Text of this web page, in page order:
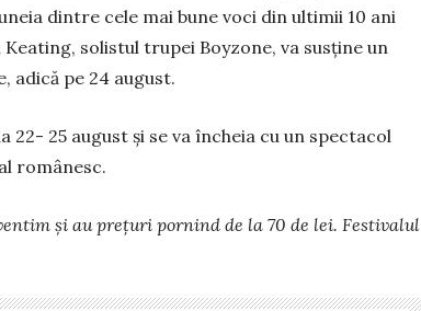
dintre cele mai bune voci din ultimii 10 ani
solistul trupei Boy­zone, va susţine un
adică pe 24 august.
22- 25 august şi se va încheia cu un spectacol
românesc.
şi au preţuri pornind de la 70 de lei. Festivalul